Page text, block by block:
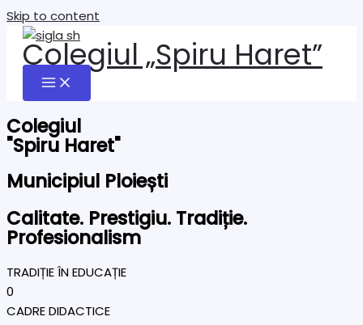
Skip to content
Colegiul „Spiru Haret”
Colegiul
"Spiru Haret"
Municipiul Ploiești
Calitate. Prestigiu. Tradiție.
Profesionalism
TRADIȚIE ÎN EDUCAȚIE
0
CADRE DIDACTICE